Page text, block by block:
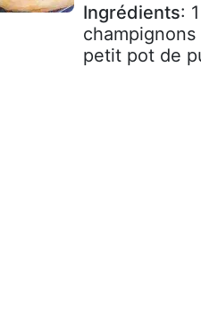
Ingrédients:
petit pot de